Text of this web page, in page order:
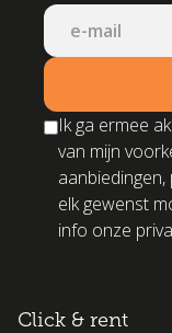
Ik ga ermee
van mijn
elk gewenst
info onze
Click & rent